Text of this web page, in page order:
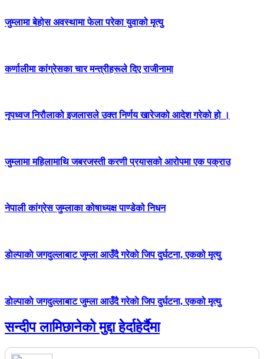
जुम्लामा बेहोस अवस्थामा फेला परेका युवाको मृत्यु
कर्णालीमा कांग्रेसका चार मन्त्रीहरूले दिए राजीनामा
नृपध्वज निरौलाको इजलासले उक्त निर्णय खारेजको आदेश गरेको हो ।
जुम्लामा महिलामाथि जबरजस्ती करणी प्रयासको आरोपमा एक पक्राउ
नेपाली कांग्रेस जुम्लाका कोषाध्यक्ष पाण्डेको निधन
डाेल्पाकाे जगदुल्लाबाट जुम्ला आउँदै गरेकाे जिप दुर्घटना, एकको मृत्यु
डाेल्पाकाे जगदुल्लाबाट जुम्ला आउँदै गरेकाे जिप दुर्घटना, एकको मृत्यु
सन्दीप लामिछानेको मुद्दा हेर्दाहेर्दैमा